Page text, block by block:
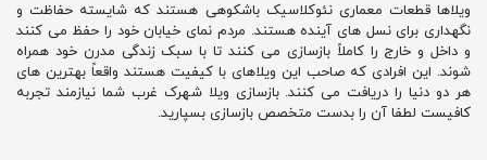
ویلاها قطعات معماری نئوکلاسیک باشکوهی هستند که شایسته حفاظت و
نگهداری برای نسل های آینده هستند. مردم نمای خیابان خود را حفظ می کنند
و داخل و خارج را کاملاً بازسازی می کنند تا با سبک زندگی مدرن خود همراه
شوند. این افرادی که صاحب این ویلاهای با کیفیت هستند واقعاً بهترین های
هر دو دنیا را دریافت می کنند. بازسازی ویلا شهرک غرب شما نیازمند تجربه
کافیست لطفا آن را بدست متخصص بازسازی بسپارید.